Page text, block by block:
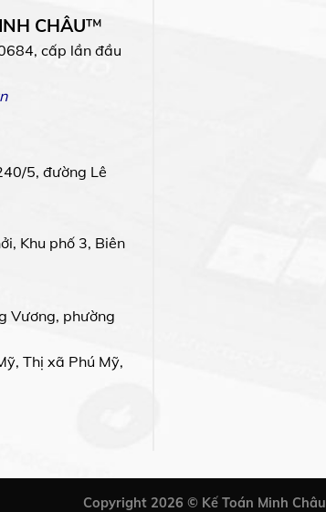
CHÂU™
cấp lần đầu
5, đường Lê
Khu phố 3, Biên
Vương, phường
Thị xã Phú Mỹ,
Copyright 2026 © Kế Toán Minh Châu